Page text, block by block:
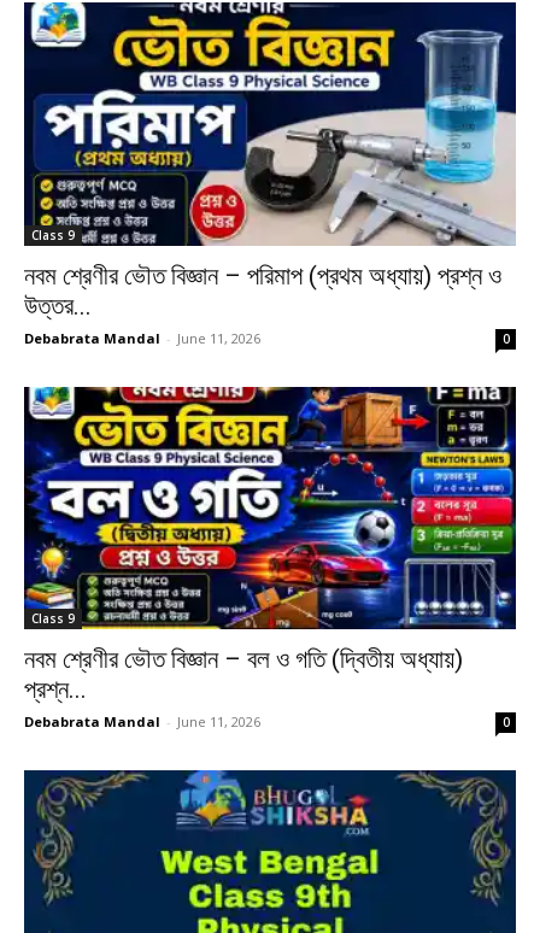
Class 9
নবম শ্রেণীর ভৌত বিজ্ঞান – পরিমাপ (প্রথম অধ্যায়) প্রশ্ন ও
উত্তর...
Debabrata Mandal - June 11, 2026 0
Class 9
নবম শ্রেণীর ভৌত বিজ্ঞান – বল ও গতি (দ্বিতীয় অধ্যায়)
প্রশ্ন...
Debabrata Mandal - June 11, 2026 0